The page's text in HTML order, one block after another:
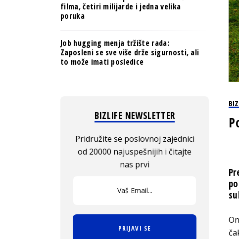
filma, četiri milijarde i jedna velika
poruka
Job hugging menja tržište rada:
Zaposleni se sve više drže sigurnosti, ali
to može imati posledice
BIZLIFE NEWSLETTER
Pridružite se poslovnoj zajednici
od 20000 najuspešnijih i čitajte
nas prvi
PRIJAVI SE